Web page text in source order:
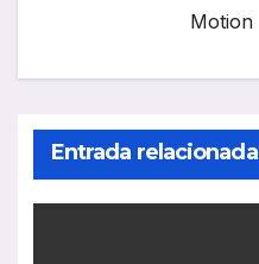
Motion
Entrada relacionada